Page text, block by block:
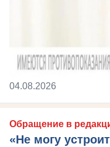
04.08.2026
Обращение в
«Не могу